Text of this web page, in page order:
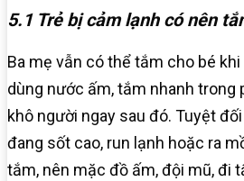
5.1 Trẻ bị cảm lạnh có nên
Ba mẹ vẫn có thể tắm cho bé
dùng nước ấm, tắm nhanh trong
khô người ngay sau đó. Tuyệt
đang sốt cao, run lạnh hoặc ra
tắm, nên mặc đồ ấm, đội mũ, đi